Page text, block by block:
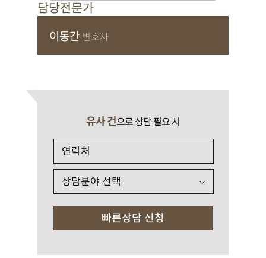
담당전문가
이동간 변호사
유사 건으로 상담 필요 시